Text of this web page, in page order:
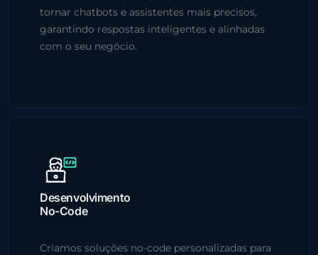
tornar chatbots e assistentes mais precisos,
garantindo respostas inteligentes e alinhadas
com o seu negócio.
Desenvolvimento
No-Code
Criamos soluções no-code personalizadas para